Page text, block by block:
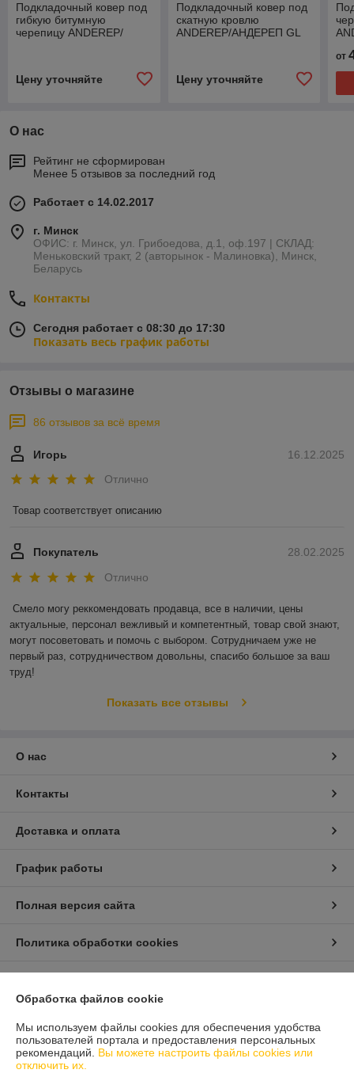
Подкладочный ковер под
гибкую битумную
черепицу ANDEREP/
Цену уточняйте
Подкладочный ковер под
скатную кровлю
ANDEREP/АНДЕРЕП GL
Цену уточняйте
от
О нас
Рейтинг не сформирован
Менее 5 отзывов за последний год
Работает с 14.02.2017
г. Минск
ОФИС: г. Минск, ул. Грибоедова, д.1, оф.197 | СКЛАД:
Меньковский тракт, 2 (авторынок - Малиновка), Минск,
Беларусь
Контакты
Сегодня работает с 08:30 до 17:30
Показать весь график работы
Отзывы о магазине
86 отзывов за всё время
16.12.2025
Игорь
Отлично
Товар соответствует описанию
28.02.2025
Покупатель
Отлично
Смело могу реккомендовать продавца, все в наличии, цены
актуальные, персонал вежливый и компетентный, товар свой знают,
могут посоветовать и помочь с выбором. Сотрудничаем уже не
первый раз, сотрудничеством довольны, спасибо большое за ваш
труд!
Показать все отзывы
О нас
Контакты
Доставка и оплата
График работы
Полная версия сайта
Политика обработки cookies
Информация для покупателя
Юридическое лицо:ООО «Домпрофкомплект»
РБ, г. Минск, ул. Грибоедова, дом 1, пом.197
Обработка файлов cookie
Мы используем файлы cookies для обеспечения удобства
пользователей портала и предоставления персональных
рекомендаций. Вы можете настроить файлы cookies или
отключить их.